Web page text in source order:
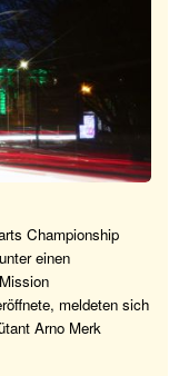
Championship
einen
meldeten sich
Arno Merk